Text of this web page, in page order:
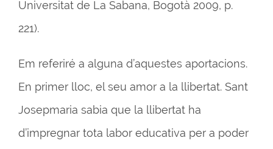
Universitat de La Sabana, Bogotà 2009, p.
221).
Em referiré a alguna d’aquestes aportacions.
En primer lloc, el seu amor a la llibertat. Sant
Josepmaria sabia que la llibertat ha
d’impregnar tota labor educativa per a poder